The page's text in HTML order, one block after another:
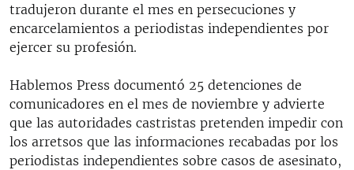
tradujeron durante el mes en persecuciones y
encarcelamientos a periodistas independientes por
ejercer su profesión.
Hablemos Press documentó 25 detenciones de
comunicadores en el mes de noviembre y advierte
que las autoridades castristas pretenden impedir con
los arretsos que las informaciones recabadas por los
periodistas independientes sobre casos de asesinato,